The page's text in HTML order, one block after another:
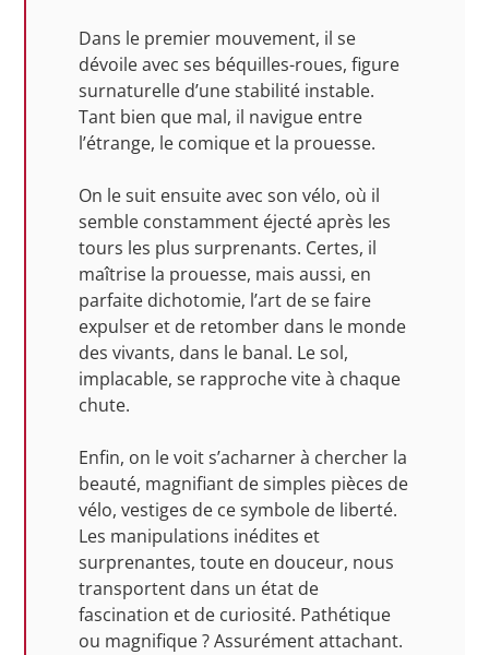
Dans le premier mouvement, il se
dévoile avec ses béquilles-roues, figure
surnaturelle d’une stabilité instable.
Tant bien que mal, il navigue entre
l’étrange, le comique et la prouesse.
On le suit ensuite avec son vélo, où il
semble constamment éjecté après les
tours les plus surprenants. Certes, il
maîtrise la prouesse, mais aussi, en
parfaite dichotomie, l’art de se faire
expulser et de retomber dans le monde
des vivants, dans le banal. Le sol,
implacable, se rapproche vite à chaque
chute.
Enfin, on le voit s’acharner à chercher la
beauté, magnifiant de simples pièces de
vélo, vestiges de ce symbole de liberté.
Les manipulations inédites et
surprenantes, toute en douceur, nous
transportent dans un état de
fascination et de curiosité. Pathétique
ou magnifique ? Assurément attachant.